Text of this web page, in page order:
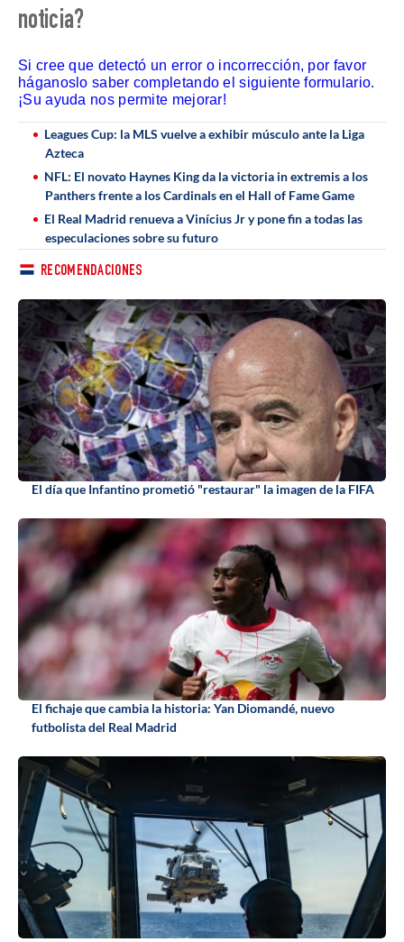
noticia?
Si cree que detectó un error o incorrección, por favor
háganoslo saber completando el siguiente formulario.
¡Su ayuda nos permite mejorar!
Leagues Cup: la MLS vuelve a exhibir músculo ante la Liga
Azteca
NFL: El novato Haynes King da la victoria in extremis a los
Panthers frente a los Cardinals en el Hall of Fame Game
El Real Madrid renueva a Vinícius Jr y pone fin a todas las
especulaciones sobre su futuro
RECOMENDACIONES
El día que Infantino prometió "restaurar" la imagen de la FIFA
El fichaje que cambia la historia: Yan Diomandé, nuevo
futbolista del Real Madrid